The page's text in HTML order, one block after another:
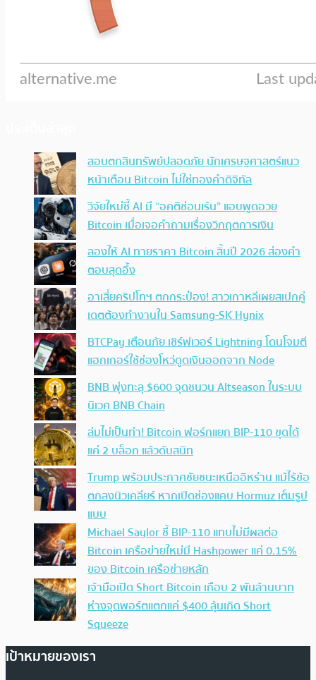
สอบตกสินทรัพย์ปลอดภัย นักเศรษฐศาสตร์แนว
หน้าเตือน Bitcoin ไม่ใช่ทองคำดิจิทัล
วิจัยใหม่ชี้ AI มี “อคติซ่อนเร้น” แอบพูดอวย
Bitcoin เมื่อเจอคำถามเรื่องวิกฤตการเงิน
ลองให้ AI ทายราคา Bitcoin สิ้นปี 2026 ส่องคำ
ตอบสุดอึ้ง
อาเสี่ยคริปโทฯ ตกกระป๋อง! สาวเกาหลีเผยสเปกคู่
เดตต้องทำงานใน Samsung-SK Hynix
BTCPay เตือนภัย เซิร์ฟเวอร์ Lightning โดนโจมตี
แฮกเกอร์ใช้ช่องโหว่ดูดเงินออกจาก Node
BNB พุ่งทะลุ $600 จุดชนวน Altseason ในระบบ
นิเวศ BNB Chain
ล่มไม่เป็นท่า! Bitcoin ฟอร์กแยก BIP-110 ขุดได้
แค่ 2 บล็อก แล้วดับสนิท
Trump พร้อมประกาศชัยชนะเหนืออิหร่าน แม้ไร้ข้อ
ตกลงนิวเคลียร์ หากเปิดช่องแคบ Hormuz เต็มรูป
แบบ
Michael Saylor ชี้ BIP-110 แทบไม่มีผลต่อ
Bitcoin เครือข่ายใหม่มี Hashpower แค่ 0.15%
ของ Bitcoin เครือข่ายหลัก
เจ้ามือเปิด Short Bitcoin เกือบ 2 พันล้านบาท
ห่างจุดพอร์ตแตกแค่ $400 ลุ้นเกิด Short
Squeeze
เป้าหมายของเรา